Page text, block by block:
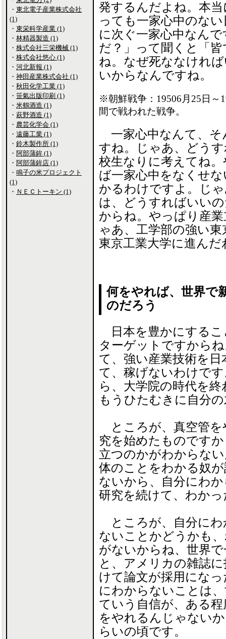
発するんだよね。本
っても一家心中のな
に次ぐ一家心中なん
だ？」って聞くと「
ね。なぜ死ななけれ
いからなんですね。
※朝鮮戦争：19506月25日～
間で戦われた戦争。
一家心中なんて、そ
すね。じゃあ、どう
校生なりに考えてね
ば一家心中をなくせ
かるわけですよ。じ
は、どうすればいい
からね。やっぱり産
ゃあ、工学部の強い
東京工業大学に進ん
何をやれば、世界で
のだろう
日本を豊かにするこ
ターゲットですから
て、強い産業技術を
て、稼げないわけで
ら、大学院の時代を
もうひたむきに自分
ところが、真空管を
究を始めたものです
立つのかがわからな
体のことをわかる奴
ないから、自分にわ
研究を続けて、わか
ところが、自分にわ
ないことかどうかも
がないからね、世界
と、アメリカの雑誌
けて論文が採用にな
にわからないことは
ていう自信が、ある
をやれるんじゃない
らいの頃です。
・ 東北電子産業株式会社
(1)
・ 東栄科学産業 (1)
・ 林精器製造 (1)
・ 株式会社三栄機械 (1)
・ 株式会社悠心 (1)
・ 河北新報 (1)
・ 神田産業株式会社 (1)
・ 秋田化学工業 (1)
・ 笹氣出版印刷 (1)
・ 米鶴酒造 (1)
・ 萩野酒造 (1)
・ 農芸化学会 (1)
・ 遠藤工業 (1)
・ 鈴木製作所 (1)
・ 阿部蒲鉾 (1)
・ 阿部蒲鉾店 (1)
・ 鳴子の米プロジェクト
(1)
・ ＮＥＣトーキン (1)